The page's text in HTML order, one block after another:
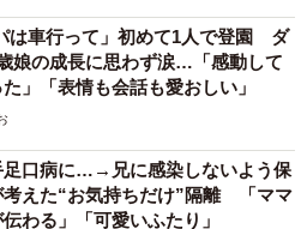
は車行って」初めて1人で登園 ダ
娘の成長に思わず涙…「感動して
」「表情も会話も愛おしい」
足口病に…→兄に感染しないよう保
考えた“お気持ちだけ”隔離 「ママ
わる」「可愛いふたり」